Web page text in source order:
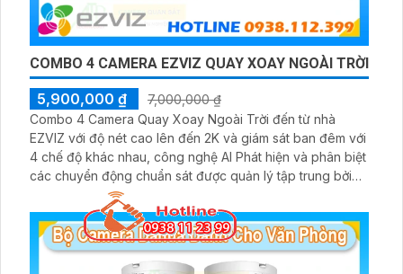
COMBO 4 CAMERA EZVIZ QUAY XOAY NGOÀI TRỜI
5,900,000 ₫
7,000,000 ₫
Combo 4 Camera Quay Xoay Ngoài Trời đến từ nhà
EZVIZ với độ nét cao lên đến 2K và giám sát ban đêm với
4 chế độ khác nhau, công nghệ AI Phát hiện và phân biệt
các chuyển động chuẩn sát được quản lý tập trung bởi
đầu ghi hình IP WiFi